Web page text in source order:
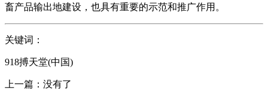
畜产品输出地建设，也具有重要的示范和推广作用。
关键词：
918搏天堂(中国)
上一篇：没有了